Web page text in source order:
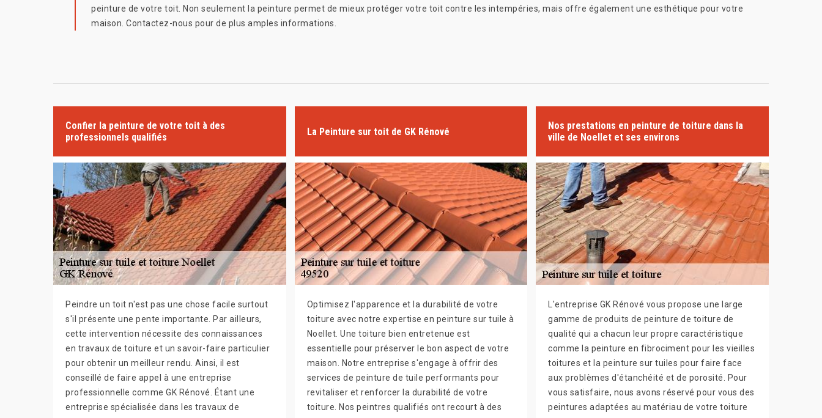
peinture de votre toit. Non seulement la peinture permet de mieux protéger votre toit contre les intempéries, mais offre également une esthétique pour votre
maison. Contactez-nous pour de plus amples informations.
Confier la peinture de votre toit à des
professionnels qualifiés
Peindre un toit n'est pas une chose facile surtout
s'il présente une pente importante. Par ailleurs,
cette intervention nécessite des connaissances
en travaux de toiture et un savoir-faire particulier
pour obtenir un meilleur rendu. Ainsi, il est
conseillé de faire appel à une entreprise
professionnelle comme GK Rénové. Étant une
entreprise spécialisée dans les travaux de
La Peinture sur toit de GK Rénové
Optimisez l'apparence et la durabilité de votre
toiture avec notre expertise en peinture sur tuile à
Noellet. Une toiture bien entretenue est
essentielle pour préserver le bon aspect de votre
maison. Notre entreprise s'engage à offrir des
services de peinture de tuile performants pour
revitaliser et renforcer la durabilité de votre
toiture. Nos peintres qualifiés ont recourt à des
Nos prestations en peinture de toiture dans la
ville de Noellet et ses environs
L'entreprise GK Rénové vous propose une large
gamme de produits de peinture de toiture de
qualité qui a chacun leur propre caractéristique
comme la peinture en fibrociment pour les vieilles
toitures et la peinture sur tuiles pour faire face
aux problèmes d'étanchéité et de porosité. Pour
vous satisfaire, nous avons réservé pour vous des
peintures adaptées au matériau de votre toiture